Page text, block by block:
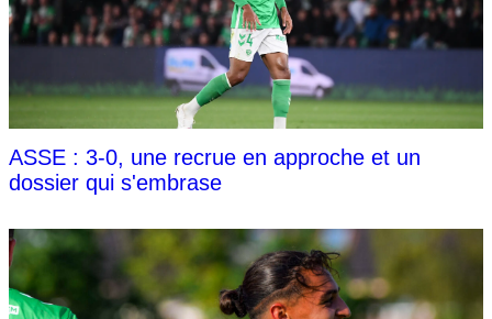
ASSE : 3-0, une recrue en approche et un
dossier qui s'embrase